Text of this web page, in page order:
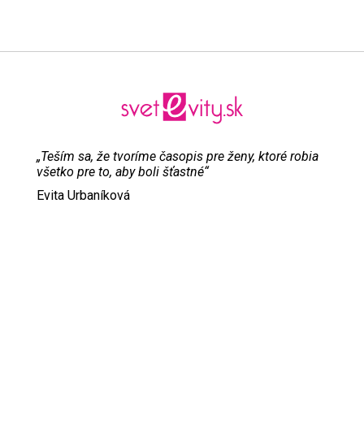
„Teším sa, že tvoríme časopis pre ženy, ktoré robia
všetko pre to, aby boli šťastné“
Evita Urbaníková